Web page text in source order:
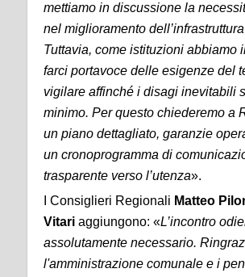
mettiamo in discussione la
nel miglioramento
Tuttavia, come istituzioni abbiamo
farci portavoce delle esigenze del
vigilare affinché i disagi inevitabili
minimo. Per questo chiederemo a
un piano dettagliato, garanzie
un cronoprogramma di
trasparente verso l’utenza».
I Consiglieri Regionali Matteo
Vitari aggiungono: «L’incontro
assolutamente necessario.
l'amministrazione comunale e i